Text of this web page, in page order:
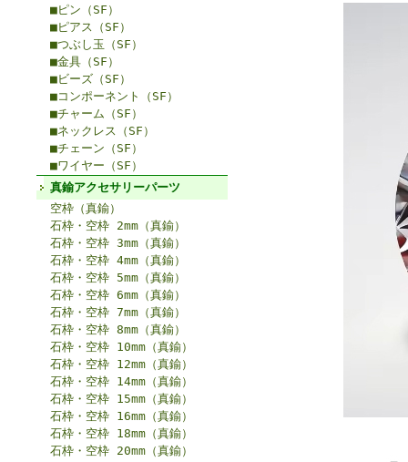
■ピン（SF）
■ピアス（SF）
■つぶし玉（SF）
■金具（SF）
■ビーズ（SF）
■コンポーネント（SF）
■チャーム（SF）
■ネックレス（SF）
■チェーン（SF）
■ワイヤー（SF）
真鍮アクセサリーパーツ
空枠（真鍮）
石枠・空枠 2mm（真鍮）
石枠・空枠 3mm（真鍮）
石枠・空枠 4mm（真鍮）
石枠・空枠 5mm（真鍮）
石枠・空枠 6mm（真鍮）
石枠・空枠 7mm（真鍮）
石枠・空枠 8mm（真鍮）
石枠・空枠 10mm（真鍮）
石枠・空枠 12mm（真鍮）
石枠・空枠 14mm（真鍮）
石枠・空枠 15mm（真鍮）
石枠・空枠 16mm（真鍮）
石枠・空枠 18mm（真鍮）
石枠・空枠 20mm（真鍮）